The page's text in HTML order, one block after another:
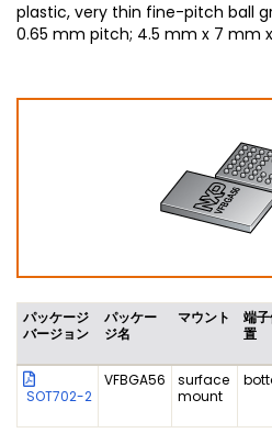
plastic, very thin fine-pitch ball
0.65 mm pitch; 4.5 mm x 7 mm
パッケージ
バージョン
パッケー
ジ名
マウント
端
置
SOT702-2
VFBGA56
surface
mount